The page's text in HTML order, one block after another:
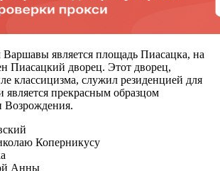
является площадь Пиасацка, на
Пиасацкий дворец. Этот дворец,
классицизма, служил резиденцией для
является прекрасным образцом
Возрождения.
Коперникусу
Анны